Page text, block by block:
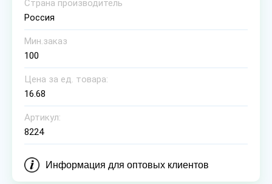
Страна производитель
Россия
Мин.заказ
100
Цена за ед. товара:
16.68
Артикул:
8224
Информация для оптовых клиентов